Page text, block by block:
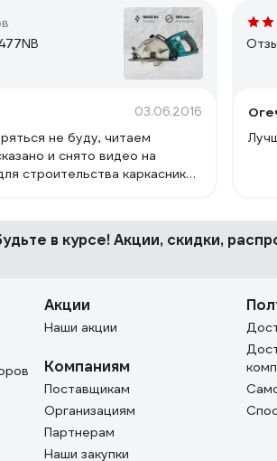
03.06.2016
не буду, читаем
и снято видео на
строительства каркасника
в курсе! Акции, скидки,
Акции
Наши акции
Компаниям
Поставщикам
Организациям
Партнерам
Наши закупки